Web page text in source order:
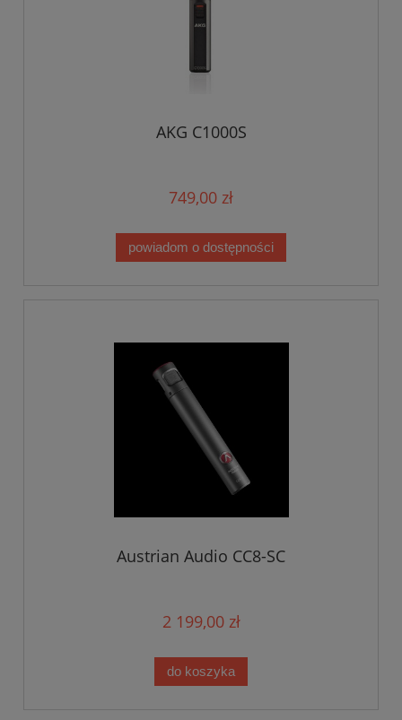
AKG C1000S
749,00 zł
powiadom o dostępności
Austrian Audio CC8-SC
2 199,00 zł
do koszyka